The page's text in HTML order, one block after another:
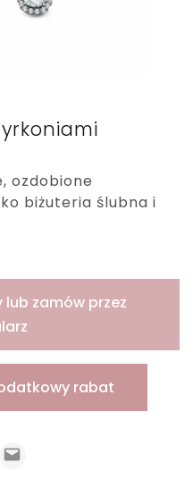
ozdobione
biżuteria ślubna i
lub zamów przez
rabat